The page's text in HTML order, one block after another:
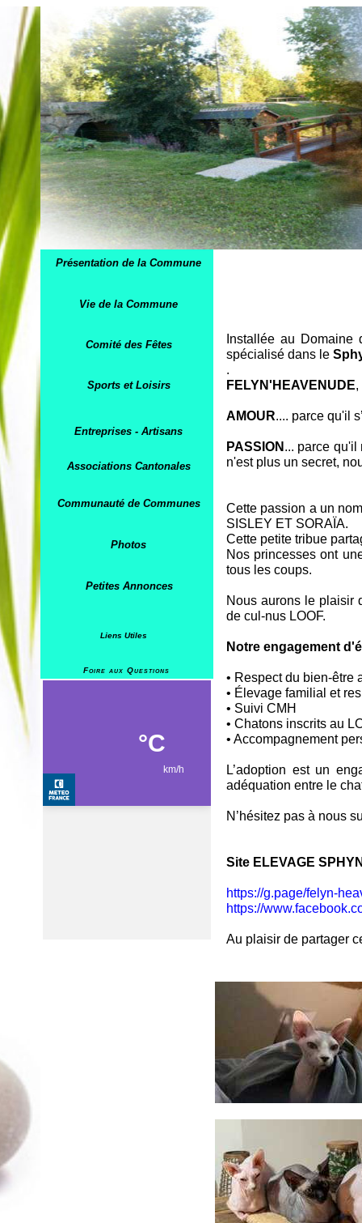
Présentation de la Commune
Vie de la Commune
Installée au
spécialisé dans le
.
FELYN'HEAVENUDE,
AMOUR.... parce qu'il
PASSION ... parce qu'il
n'est plus un secret,
Cette passion a un
SISLEY ET SORAÏA.
Cette petite tribue
Nos princesses ont
tous les coups.
Nous aurons le plaisir
de cul-nus LOOF.
Notre engagement
• Respect du bien-être
• Élevage familial et
• Suivi CMH
• Chatons inscrits au
• Accompagnement
L’adoption est un
adéquation entre le
N’hésitez pas à nous
Site ELEVAGE
https://g.page/felyn-
https://
Au plaisir de partager
Comité des Fêtes
Sports et Loisirs
Entreprises - Artisans
Associations Cantonales
Communauté de Communes
Photos
Petites Annonces
Liens Utiles
Foire aux Questions